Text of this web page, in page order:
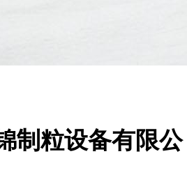
制粒设备有限公